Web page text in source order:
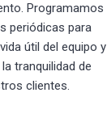
Programamos
periódicas para
útil del equipo y
tranquilidad de
clientes.